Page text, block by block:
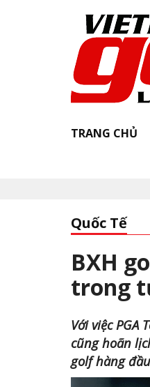
TRANG CHỦ
Quốc Tế
BXH
trong
Với việc
cũng hoãn
golf hàng